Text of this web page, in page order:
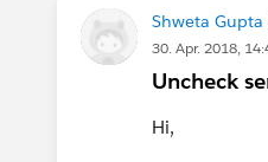
Shweta Gupta
30. Apr. 2018,
Uncheck
Hi,